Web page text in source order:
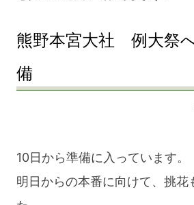
熊野本宮大社 例大祭
備
10日から準備に入っています。
明日からの本番に向けて、挑花